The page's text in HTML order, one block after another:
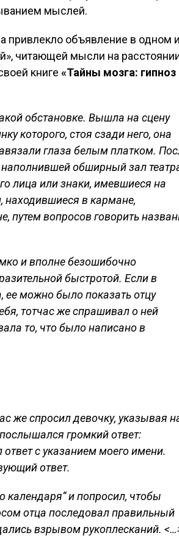
мыслей.
привлекло объявление в одном
читающей мысли на
книге «Тайны мозга: гипноз
обстановке. Вышла на сцену
которого, стоя сзади него, она
глаза белым платком.
наполнившей обширный зал
лица или знаки, имевшиеся на
находившиеся в кармане,
путем вопросов говорить
и вполне безошибочно
быстротой. Если в
ее можно было показать отцу
тотчас же спрашивал о ней
то, что было написано в
же спросил девочку, указывая
громкий ответ:
ответ с указанием моего имени.
ответ.
календаря” и попросил, чтобы
отца последовал правильный
взрывом рукоплесканий.